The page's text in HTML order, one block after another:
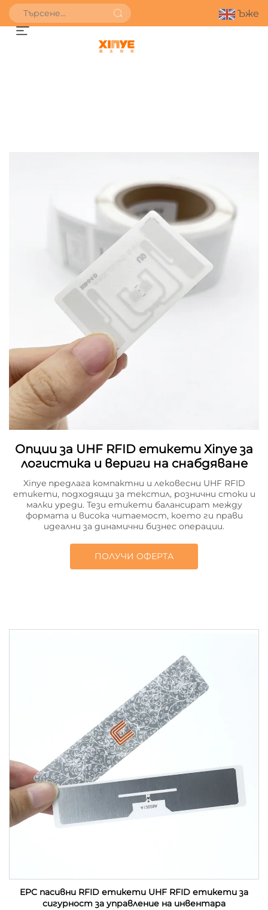
Ъже
Опции за UHF RFID етикети Xinye за
логистика и вериги на снабдяване
Xinye предлага компактни и лековесни UHF RFID
етикети, подходящи за текстил, рознични стоки и
малки уреди. Тези етикети балансират между
формата и висока читаемост, което ги прави
идеални за динамични бизнес операции.
ПОЛУЧИ ОФЕРТА
EPC пасивни RFID етикети UHF RFID етикети за
сигурност за управление на инвентара